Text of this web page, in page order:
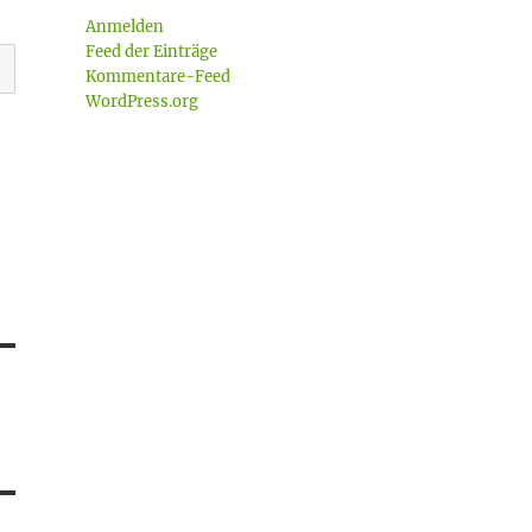
Anmelden
Feed der Einträge
Kommentare-Feed
WordPress.org